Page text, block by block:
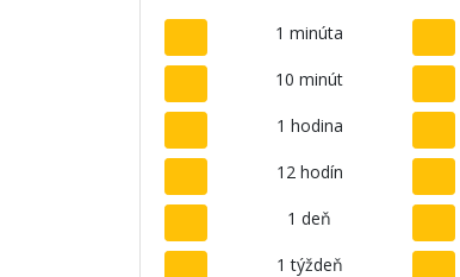
1 minúta
10 minút
1 hodina
12 hodín
1 deň
1 týždeň